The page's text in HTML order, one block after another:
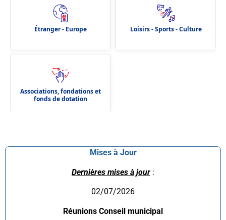
Mises à Jour
Dernières mises à jour :
02/07/2026
Réunions Conseil municipal
Étranger - Europe Loisirs - Sports - Culture
Associations, fondations et
fonds de dotation